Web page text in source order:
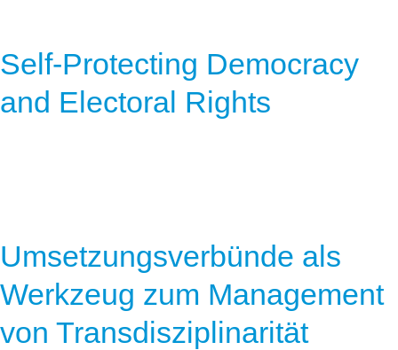
Self-Protecting Democracy
and Electoral Rights
Umsetzungsverbünde als
Werkzeug zum Management
von Transdisziplinarität